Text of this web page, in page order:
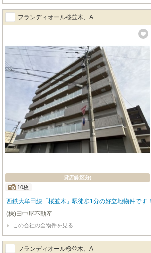
フランディオール桜並木、A
貸店舗(区分)
10枚
西鉄大牟田線「桜並木」駅徒歩1分の好立地物件です！
(株)田中屋不動産
この会社の全物件を見る
フランディオール桜並木、A